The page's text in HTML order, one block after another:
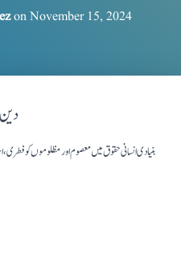
N
onNovember 15, 2024
بنیادی انسانی حقوق میں معصوم اور مظلوموں کو فطری،